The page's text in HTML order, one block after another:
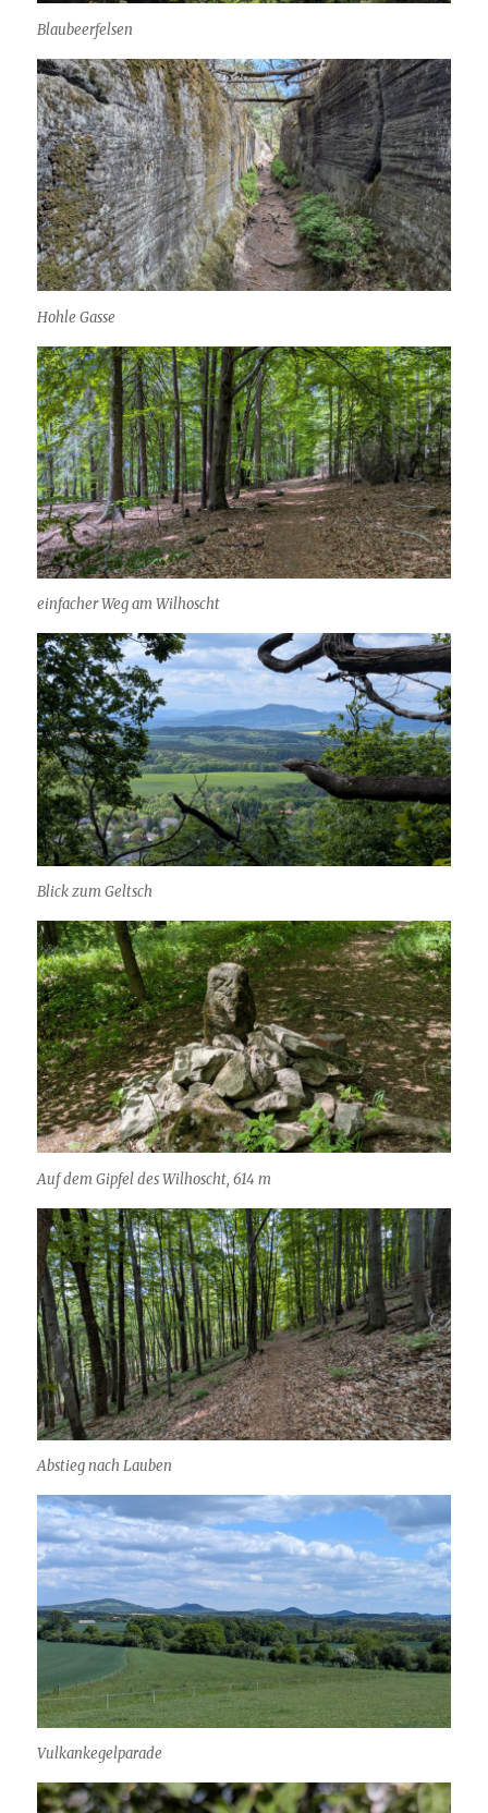
Blaubeerfelsen
Hohle Gasse
einfacher Weg am Wilhoscht
Blick zum Geltsch
Auf dem Gipfel des Wilhoscht, 614 m
Abstieg nach Lauben
Vulkankegelparade